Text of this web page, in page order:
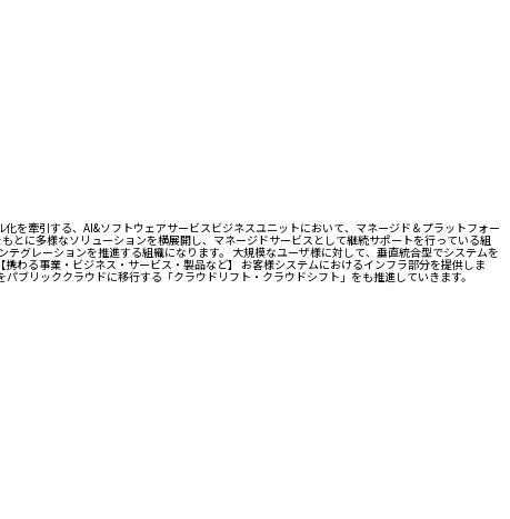
を牽引する、AI&ソフトウェアサービスビジネスユニットにおいて、マネージド＆プラットフォー
に多様なソリューションを横展開し、マネージドサービスとして継続サポートを行っている組
グレーションを推進する組織になります。 大規模なユーザ様に対して、垂直統合型でシステムを
わる事業・ビジネス・サービス・製品など】 お客様システムにおけるインフラ部分を提供しま
ブリッククラウドに移行する「クラウドリフト・クラウドシフト」をも推進していきます。